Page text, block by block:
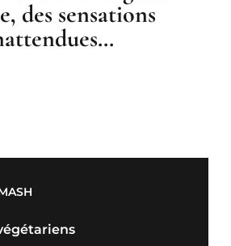
des sensations